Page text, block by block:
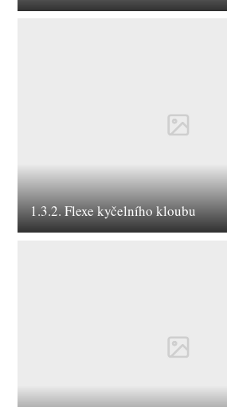
1.3.2. Flexe kyčelního kloubu